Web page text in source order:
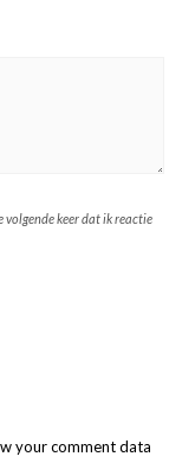
volgende keer dat ik reactie
your comment data